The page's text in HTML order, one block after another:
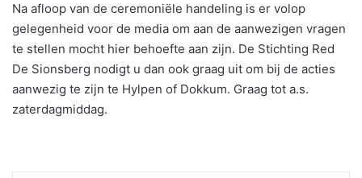
Na afloop van de ceremoniële handeling is er volop
gelegenheid voor de media om aan de aanwezigen vragen
te stellen mocht hier behoefte aan zijn. De Stichting Red
De Sionsberg nodigt u dan ook graag uit om bij de acties
aanwezig te zijn te Hylpen of Dokkum. Graag tot a.s.
zaterdagmiddag.